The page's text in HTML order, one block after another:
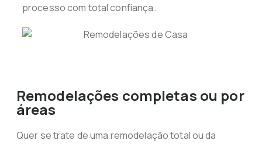
processo com total confiança.
Remodelações completas ou por
áreas
Quer se trate de uma remodelação total ou da